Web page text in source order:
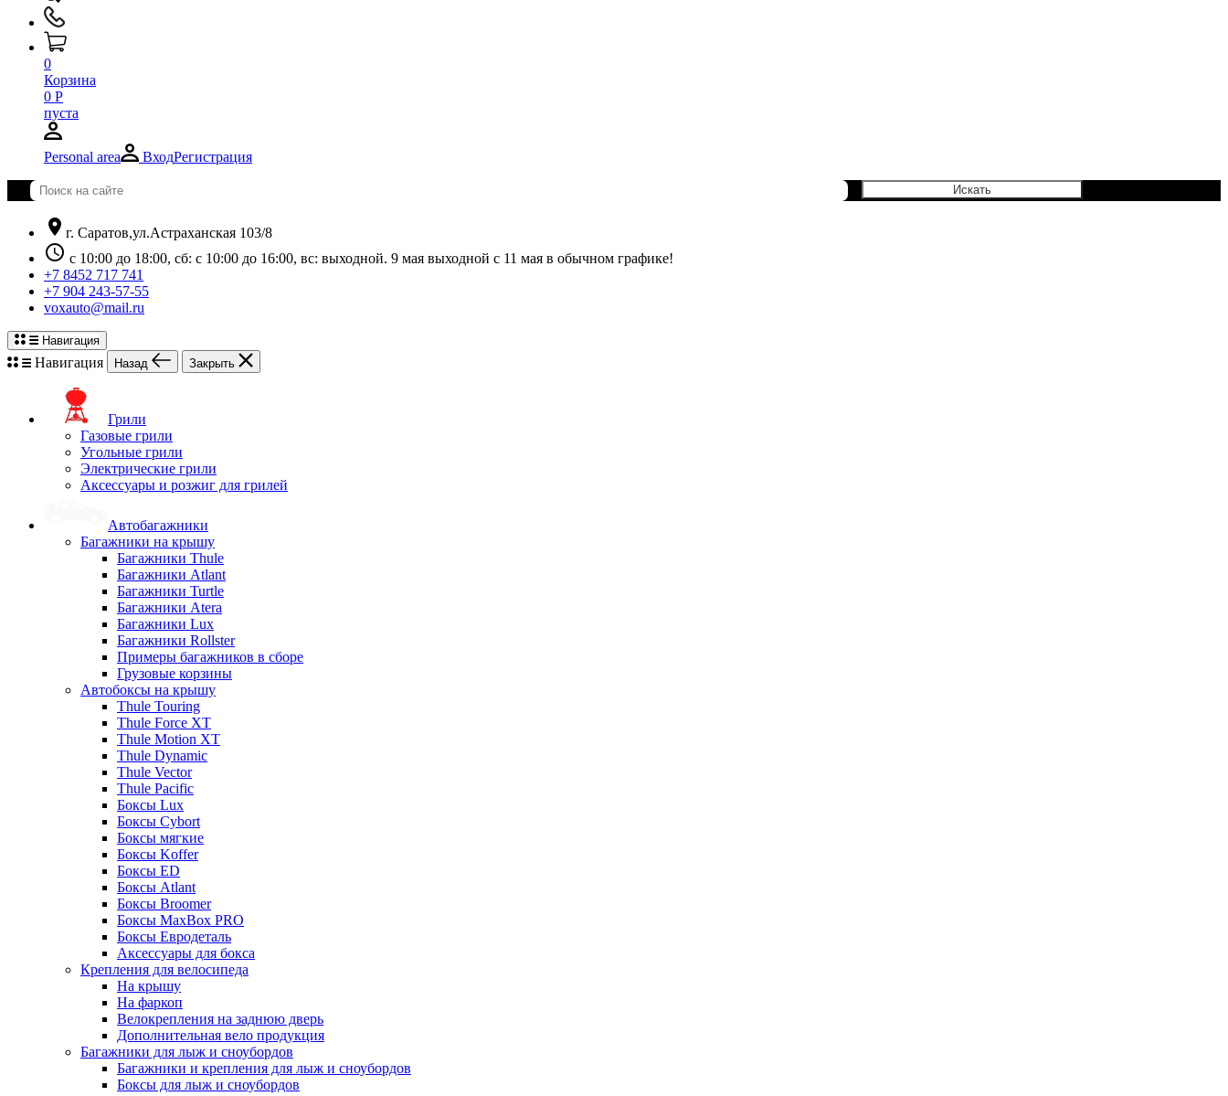
0
Корзина
0 Р
пуста
Personal area ВходРегистрация
location_on г. Саратов,ул.Астраханская 103/8
schedule с 10:00 до 18:00, сб: с 10:00 до 16:00, вс: выходной. 9 мая выходной с 11 мая в обычном графике!
+7 8452 717 741
+7 904 243-57-55
voxauto@mail.ru
Навигация
Навигация Назад Закрыть
Грили
Газовые грили
Угольные грили
Электрические грили
Аксессуары и розжиг для грилей
Автобагажники
Багажники на крышу
Багажники Thule
Багажники Atlant
Багажники Turtle
Багажники Atera
Багажники Lux
Багажники Rollster
Примеры багажников в сборе
Грузовые корзины
Автобоксы на крышу
Thule Touring
Thule Force XT
Thule Motion XT
Thule Dynamic
Thule Vector
Thule Pacific
Боксы Lux
Боксы Cybort
Боксы мягкие
Боксы Koffer
Боксы ED
Боксы Atlant
Боксы Broomer
Боксы MaxBox PRO
Боксы Евродеталь
Аксессуары для бокса
Крепления для велосипеда
На крышу
На фаркоп
Велокрепления на заднюю дверь
Дополнительная вело продукция
Багажники для лыж и сноубордов
Багажники и крепления для лыж и сноубордов
Боксы для лыж и сноубордов